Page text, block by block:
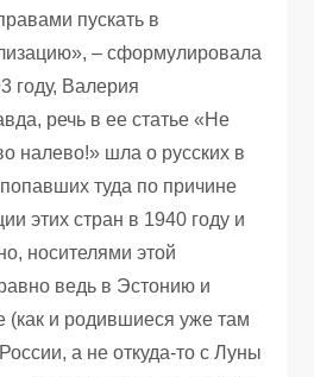
пускать в
– сформулировала
году, Валерия
речь в ее статье «Не
налево!» шла о русских в
туда по причине
этих стран в 1940 году и
носителями этой
ведь в Эстонию и
(как и родившиеся уже там
а не откуда-то с Луны